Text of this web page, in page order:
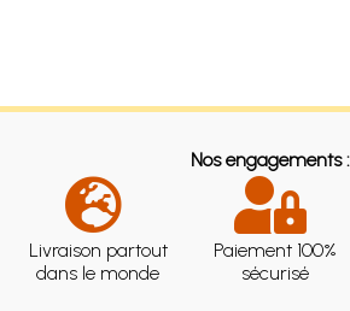
Nos engagements :
Livraison partout
dans le monde
Paiement 100%
sécurisé